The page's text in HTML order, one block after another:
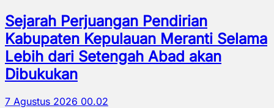
Sejarah Perjuangan Pendirian
Kabupaten Kepulauan Meranti Selama
Lebih dari Setengah Abad akan
Dibukukan
7 Agustus 2026 00.02